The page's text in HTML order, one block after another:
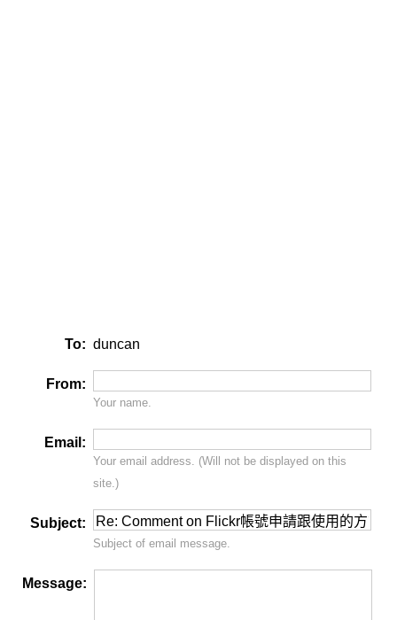
To: duncan
From:
Your name.
Email:
Your email address. (Will notbe displayed on this
site.)
Subject:
Subject of email message.
Message: